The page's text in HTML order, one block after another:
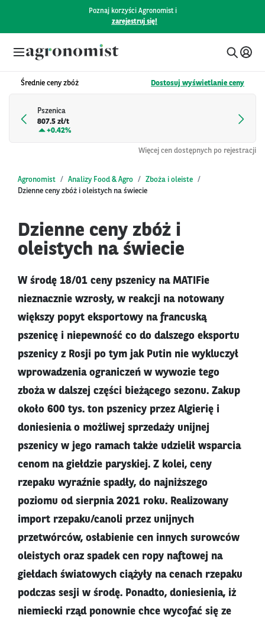
Poznaj korzyści Agronomist i
zarejestruj się!
Średnie ceny zbóż Dostosuj wyświetlanie ceny
Pszenica
807.5 zł/t
+0.42%
Więcej cen dostępnych po rejestracji
Agronomist Analizy Food & Agro
Zboża i oleiste
Dzienne ceny zbóż i oleistych na świecie
Dzienne ceny zbóż i
oleistych na świecie
W środę 18/01 ceny pszenicy na MATIFie
nieznacznie wzrosły, w reakcji na notowany
większy popyt eksportowy na francuską
pszenicę i niepewność co do dalszego eksportu
pszenicy z Rosji po tym jak Putin nie wykluczył
wprowadzenia ograniczeń w wywozie tego
zboża w dalszej części bieżącego sezonu. Zakup
około 600 tys. ton pszenicy przez Algierię i
doniesienia o możliwej sprzedaży unijnej
pszenicy w jego ramach także udzielił wsparcia
cenom na giełdzie paryskiej. Z kolei, ceny
rzepaku wyraźnie spadły, do najniższego
poziomu od sierpnia 2021 roku. Realizowany
import rzepaku/canoli przez unijnych
przetwórców, osłabienie cen innych surowców
oleistych oraz spadek cen ropy naftowej na
giełdach światowych ciążyły na cenach rzepaku
podczas sesji w środę. Ponadto, doniesienia, iż
niemiecki rząd ponownie chce wycofać się ze